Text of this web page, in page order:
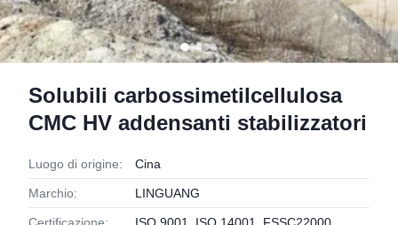
Solubili carbossimetilcellulosa
CMC HV addensanti stabilizzatori
Luogo di origine: Cina
Marchio: LINGUANG